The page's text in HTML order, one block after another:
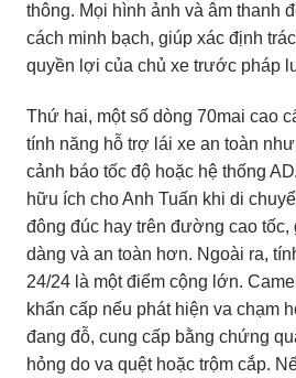
thông. Mọi hình ảnh và âm thanh
cách minh bạch, giúp xác định
quyền lợi của chủ xe trước pháp
Thứ hai, một số dòng 70mai cao
tính năng hỗ trợ lái xe an toàn
cảnh báo tốc độ hoặc hệ thống
hữu ích cho Anh Tuấn khi di
đông đúc hay trên đường cao tốc,
dàng và an toàn hơn. Ngoài ra,
24/24 là một điểm cộng lớn.
khẩn cấp nếu phát hiện va chạm
đang đỗ, cung cấp bằng chứng
hỏng do va quệt hoặc trộm cắp.